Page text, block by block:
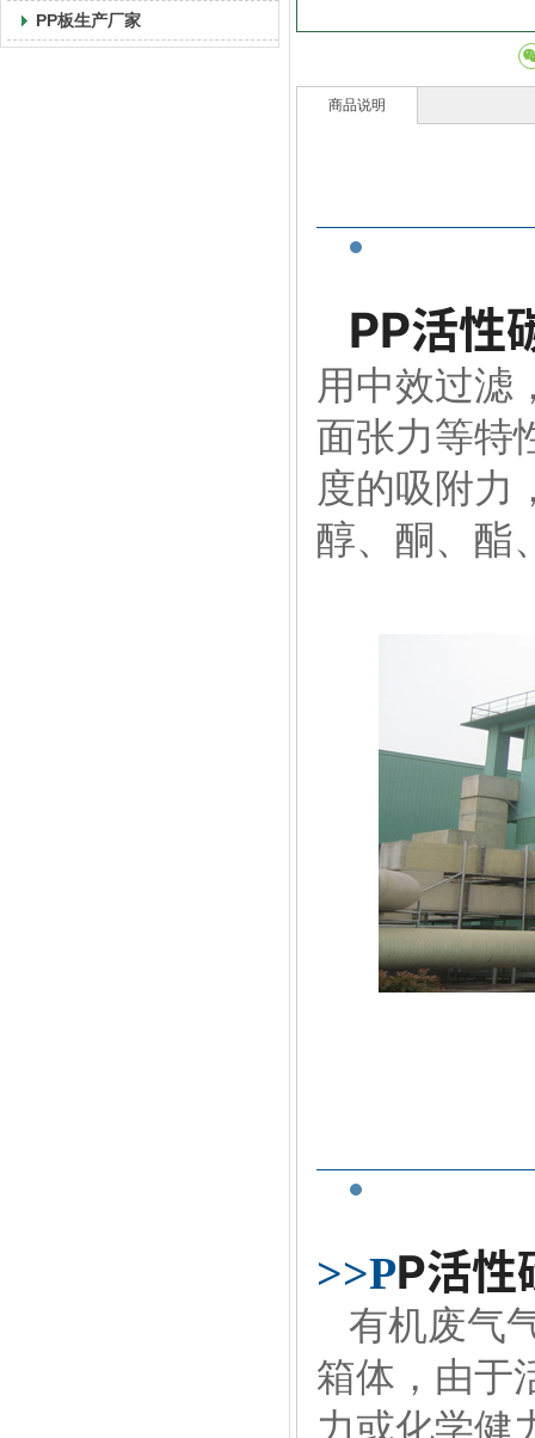
PP板生产厂家
商品说明
PP活性
用中效过滤
面张力等特
度的吸附力
醇、酮、酯
>>PP活性
有机废气
箱体，由于
力或化学健